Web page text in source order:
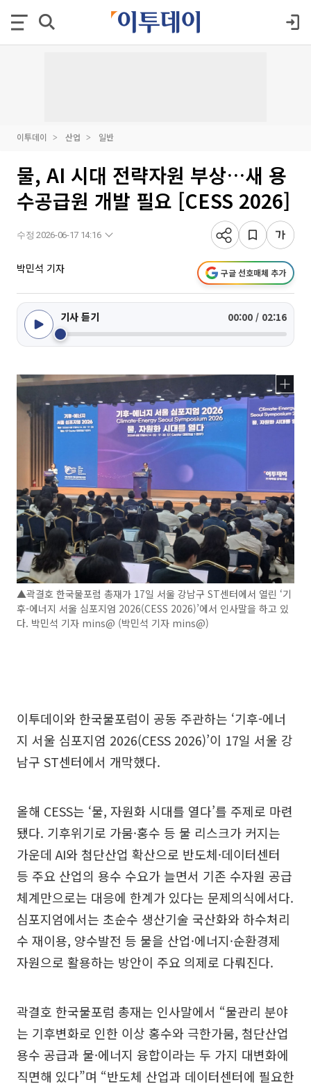
이투데이 산업 일반
물, AI 시대 전략자원 부상…새 용
수공급원 개발 필요 [CESS 2026]
수정 2026-06-17 14:16
박민석 기자 구글 선호매체 추가
기사 듣기 00:00 / 02:16
▲곽결호 한국물포럼 총재가 17일 서울 강남구 ST센터에서 열린 ‘기
후-에너지 서울 심포지엄 2026(CESS 2026)’에서 인사말을 하고 있
다. 박민석 기자 mins@ (박민석 기자 mins@)
이투데이와 한국물포럼이 공동 주관하는 ‘기후-에너
지 서울 심포지엄 2026(CESS 2026)’이 17일 서울 강
남구 ST센터에서 개막했다.
올해 CESS는 ‘물, 자원화 시대를 열다’를 주제로 마련
됐다. 기후위기로 가뭄·홍수 등 물 리스크가 커지는
가운데 AI와 첨단산업 확산으로 반도체·데이터센터
등 주요 산업의 용수 수요가 늘면서 기존 수자원 공급
체계만으로는 대응에 한계가 있다는 문제의식에서다.
심포지엄에서는 초순수 생산기술 국산화와 하수처리
수 재이용, 양수발전 등 물을 산업·에너지·순환경제
자원으로 활용하는 방안이 주요 의제로 다뤄진다.
곽결호 한국물포럼 총재는 인사말에서 “물관리 분야
는 기후변화로 인한 이상 홍수와 극한가뭄, 첨단산업
용수 공급과 물·에너지 융합이라는 두 가지 대변화에
직면해 있다”며 “반도체 산업과 데이터센터에 필요한